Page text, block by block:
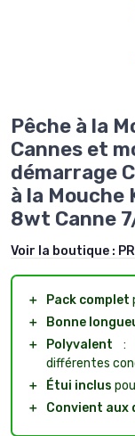
Pêche à la
Cannes et
démarrage
à la Mouche
8wt Canne
Voir la boutique :
＋ Pack complet
＋
Bonne
＋
Polyvalent :
différentes
＋
Étui inclus
＋
Convient aux